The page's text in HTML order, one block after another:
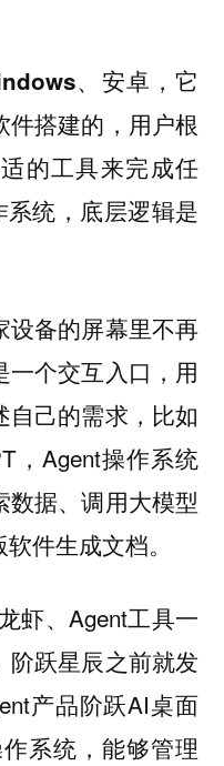
、安卓，它
搭建的，用户根
的工具来完成任
统，底层逻辑是
设备的屏幕里不再
个交互入口，用
自己的需求，比如
，Agent操作系统
据、调用大模型
件生成文档。
虾、Agent工具一
阶跃星辰之前就发
产品阶跃AI桌面
系统，能够管理